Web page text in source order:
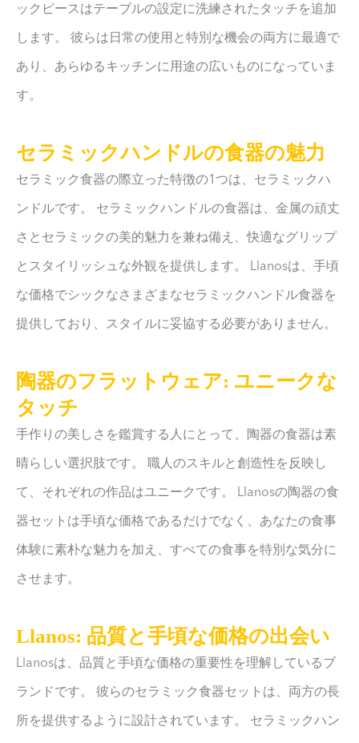
ックピースはテーブルの設定に洗練されたタッチを追加
します。 彼らは日常の使用と特別な機会の両方に最適で
あり、あらゆるキッチンに用途の広いものになっていま
す。
セラミックハンドルの食器の魅力
セラミック食器の際立った特徴の1つは、セラミックハ
ンドルです。 セラミックハンドルの食器は、金属の頑丈
さとセラミックの美的魅力を兼ね備え、快適なグリップ
とスタイリッシュな外観を提供します。 Llanosは、手頃
な価格でシックなさまざまなセラミックハンドル食器を
提供しており、スタイルに妥協する必要がありません。
陶器のフラットウェア: ユニークな
タッチ
手作りの美しさを鑑賞する人にとって、陶器の食器は素
晴らしい選択肢です。 職人のスキルと創造性を反映し
て、それぞれの作品はユニークです。 Llanosの陶器の食
器セットは手頃な価格であるだけでなく、あなたの食事
体験に素朴な魅力を加え、すべての食事を特別な気分に
させます。
Llanos: 品質と手頃な価格の出会い
Llanosは、品質と手頃な価格の重要性を理解しているブ
ランドです。 彼らのセラミック食器セットは、両方の長
所を提供するように設計されています。 セラミックハン